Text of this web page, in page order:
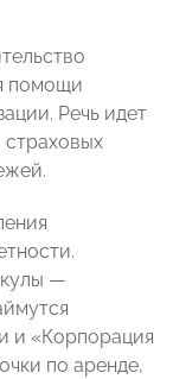
помощи
Речь идет
страховых
—
и «Корпорация
по аренде,